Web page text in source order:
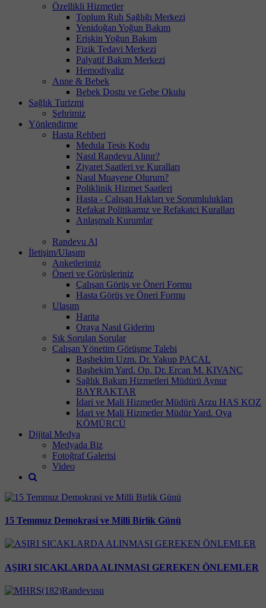
Özellikli Hizmetler
Toplum Ruh Sağlığı Merkezi
Yenidoğan Yoğun Bakım
Erişkin Yoğun Bakım
Fizik Tedavi Merkezi
Palyatif Bakım Merkezi
Hemodiyaliz
Anne & Bebek
Bebek Dostu ve Gebe Okulu
Sağlık Turizmi
Şehrimiz
Yönlendirme
Hasta Rehberi
Medula Tesis Kodu
Nasıl Randevu Alınır?
Ziyaret Saatleri ve Kuralları
Nasıl Muayene Olurum?
Poliklinik Hizmet Saatleri
Hasta - Çalışan Hakları ve Sorumlulukları
Refakat Politikamız ve Refakatçi Kuralları
Anlaşmalı Kurumlar
Randevu Al
İletişim/Ulaşım
Anketlerimiz
Öneri ve Görüşleriniz
Çalışan Görüş ve Öneri Formu
Hasta Görüş ve Öneri Formu
Ulaşım
Harita
Oraya Nasıl Giderim
Sık Sorulan Sorular
Çalışan Yönetim Görüşme Talebi
Başhekim Uzm. Dr. Yakup PAÇAL
Başhekim Yard. Op. Dr. Ercan M. KIVANÇ
Sağlık Bakım Hizmetleri Müdürü Aynur
BAYRAKTAR
İdari ve Mali Hizmetler Müdürü Arzu HAS KOZ
İdari ve Mali Hizmetler Müdür Yard. Oya
KÖMÜRCÜ
Dijital Medya
Medyada Biz
Fotoğraf Galerisi
Video
15 Temmuz Demokrasi ve Milli Birlik Günü
AŞIRI SICAKLARDA ALINMASI GEREKEN ÖNLEMLER